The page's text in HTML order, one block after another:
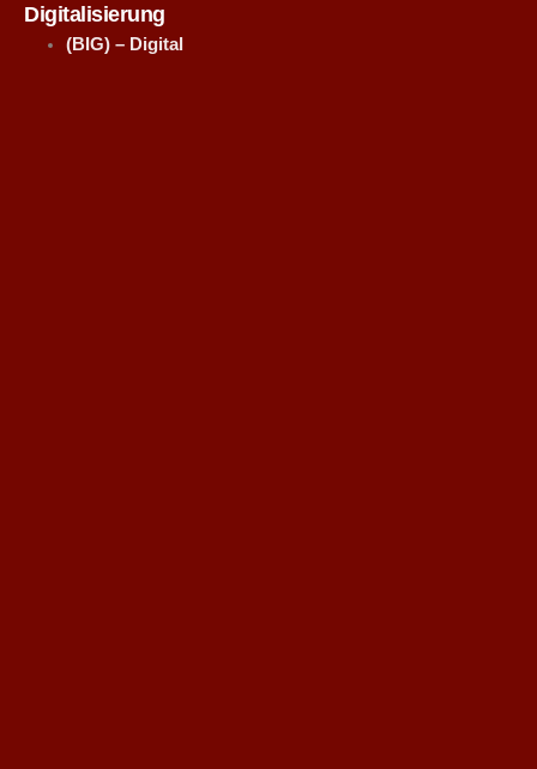
Digitalisierung
(BIG) – Digital